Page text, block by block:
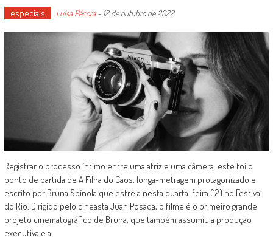
especiais Luísa Pécora- 12 de outubro de 2022
Registrar o processo íntimo entre uma atriz e uma câmera: este foi o
ponto de partida de A Filha do Caos, longa-metragem protagonizado e
escrito por Bruna Spínola que estreia nesta quarta-feira (12) no Festival
do Rio. Dirigido pelo cineasta Juan Posada, o filme é o primeiro grande
projeto cinematográfico de Bruna, que também assumiu a produção
executiva e a